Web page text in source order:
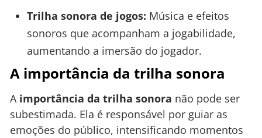
Trilha sonora de jogos: Música e efeitos
sonoros que acompanham a jogabilidade,
aumentando a imersão do jogador.
A importância da trilha sonora
A importância da trilha sonora não pode ser
subestimada. Ela é responsável por guiar as
emoções do público, intensificando momentos